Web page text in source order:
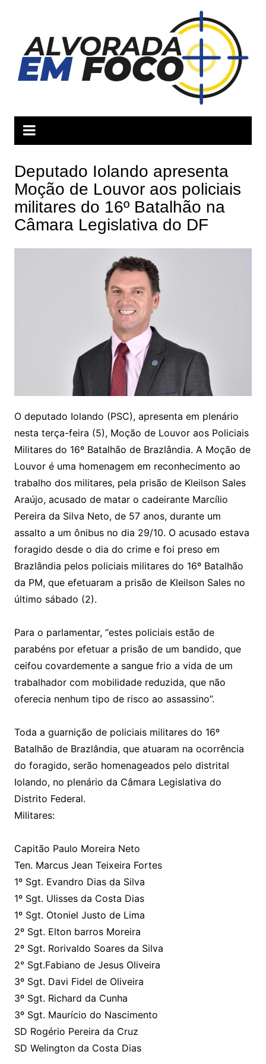
conteúdo
Deputado Iolando apresenta
Moção de Louvor aos policiais
militares do 16º Batalhão na
Câmara Legislativa do DF
O deputado Iolando (PSC), apresenta em plenário
nesta terça-feira (5), Moção de Louvor aos Policiais
Militares do 16º Batalhão de Brazlândia. A Moção de
Louvor é uma homenagem em reconhecimento ao
trabalho dos militares, pela prisão de Kleilson Sales
Araújo, acusado de matar o cadeirante Marcílio
Pereira da Silva Neto, de 57 anos, durante um
assalto a um ônibus no dia 29/10. O acusado estava
foragido desde o dia do crime e foi preso em
Brazlândia pelos policiais militares do 16º Batalhão
da PM, que efetuaram a prisão de Kleilson Sales no
último sábado (2).
Para o parlamentar, “estes policiais estão de
parabéns por efetuar a prisão de um bandido, que
ceifou covardemente a sangue frio a vida de um
trabalhador com mobilidade reduzida, que não
oferecia nenhum tipo de risco ao assassino”.
Toda a guarnição de policiais militares do 16º
Batalhão de Brazlândia, que atuaram na ocorrência
do foragido, serão homenageados pelo distrital
Iolando, no plenário da Câmara Legislativa do
Distrito Federal.
Militares:
Capitão Paulo Moreira Neto
Ten. Marcus Jean Teixeira Fortes
1º Sgt. Evandro Dias da Silva
1º Sgt. Ulisses da Costa Dias
1º Sgt. Otoniel Justo de Lima
2º Sgt. Elton barros Moreira
2º Sgt. Rorivaldo Soares da Silva
2° Sgt.Fabiano de Jesus Oliveira
3º Sgt. Davi Fidel de Oliveira
3º Sgt. Richard da Cunha
3º Sgt. Maurício do Nascimento
SD Rogério Pereira da Cruz
SD Welington da Costa Dias